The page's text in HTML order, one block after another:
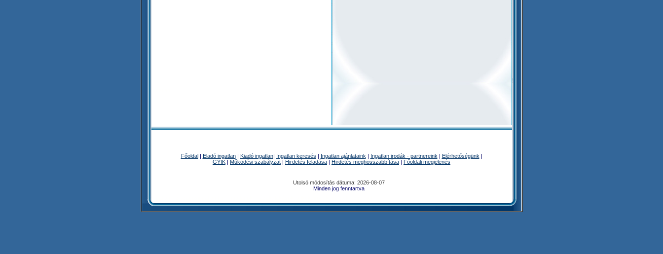
Főoldal| Eladó ingatlan| Kiadó ingatlan| Ingatlan keresés | Ingatlan ajánlataink | Ingatlan irodák - partnereink | Elérhetőségünk |
GYIK | Működési szabályzat | Hirdetés feladása | Hirdetés meghosszabbítása | Főoldali megjelenés
Utolsó módosítás dátuma: 2026-08-07
Minden jog fenntartva